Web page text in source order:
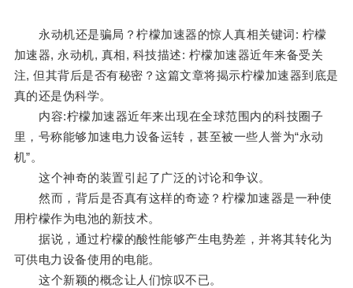
永动机还是骗局？柠檬加速器的惊人真相关键词: 柠檬
加速器, 永动机, 真相, 科技描述: 柠檬加速器近年来备受关
注, 但其背后是否有秘密？这篇文章将揭示柠檬加速器到底是
真的还是伪科学。
内容:柠檬加速器近年来出现在全球范围内的科技圈子
里，号称能够加速电力设备运转，甚至被一些人誉为“永动
机”。
这个神奇的装置引起了广泛的讨论和争议。
然而，背后是否真有这样的奇迹？柠檬加速器是一种使
用柠檬作为电池的新技术。
据说，通过柠檬的酸性能够产生电势差，并将其转化为
可供电力设备使用的电能。
这个新颖的概念让人们惊叹不已。